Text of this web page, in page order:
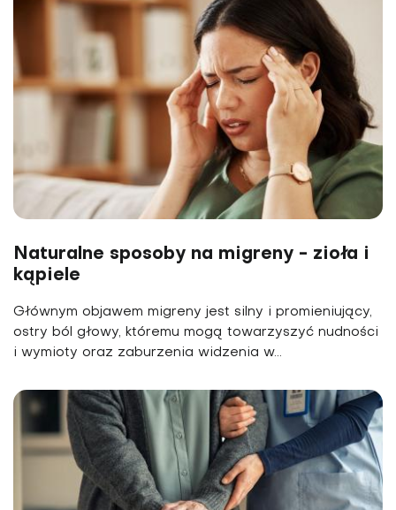
Naturalne sposoby na migreny - zioła i
kąpiele
Głównym objawem migreny jest silny i promieniujący,
ostry ból głowy, któremu mogą towarzyszyć nudności
i wymioty oraz zaburzenia widzenia w...